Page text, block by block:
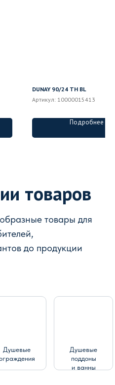
DUNAY 90/24 ТН BL
Артикул: 10000015413
Подробнее
товаров
товары для
до продукции
Душевые
Душевые
поддоны
и ванны